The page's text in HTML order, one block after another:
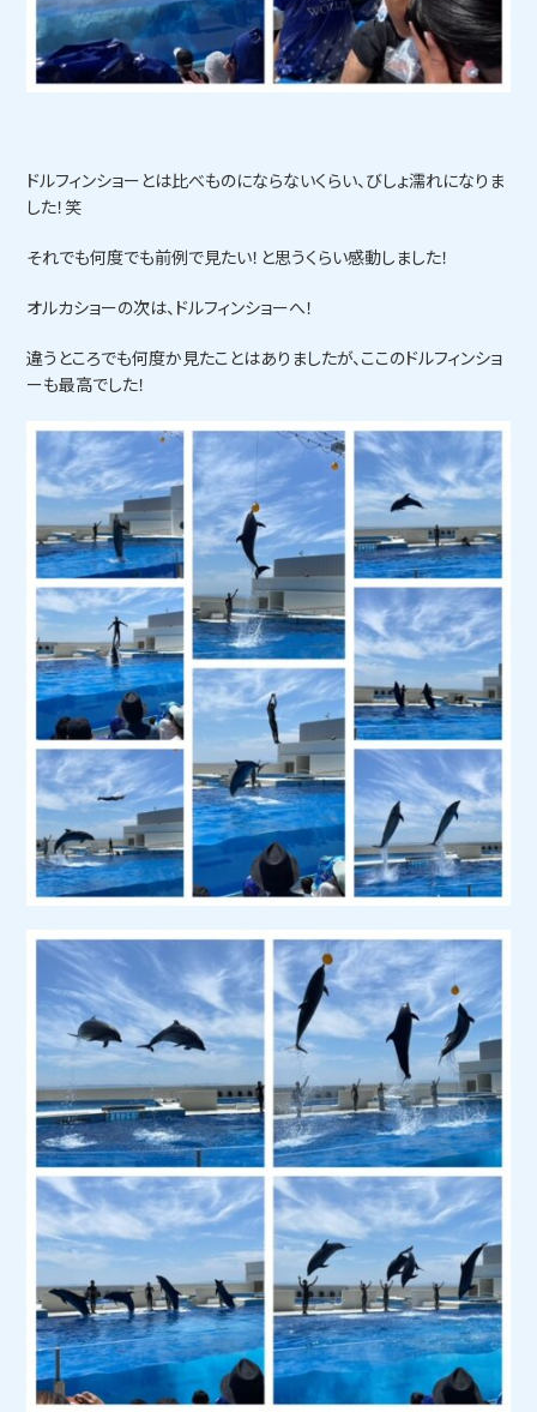
ドルフィンショーとは比べものにならないくらい、びしょ濡れになりま
した！笑
それでも何度でも前例で見たい！と思うくらい感動しました！
オルカショーの次は、ドルフィンショーへ！
違うところでも何度か見たことはありましたが、ここのドルフィンショ
ーも最高でした！